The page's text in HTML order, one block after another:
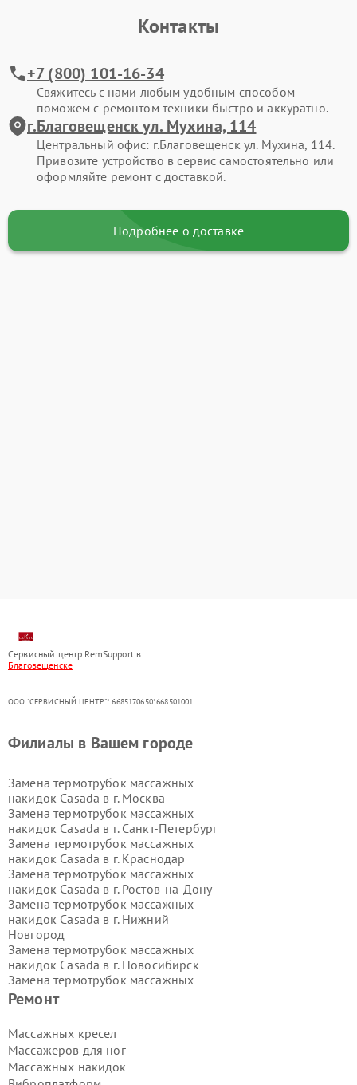
Контакты
+7 (800) 101-16-34
Свяжитесь с нами любым удобным способом —
поможем с ремонтом техники быстро и аккуратно.
г.Благовещенск ул. Мухина, 114
Центральный офис: г.Благовещенск ул. Мухина, 114.
Привозите устройство в сервис самостоятельно или
оформляйте ремонт с доставкой.
Подробнее о доставке
Сервисный центр RemSupport в
Благовещенске
ООО "СЕРВИСНЫЙ ЦЕНТР"* 6685170650*668501001
Ремонт
Массажных кресел
Массажеров для ног
Массажных накидок
Филиалы в Вашем городе
Замена термотрубок массажных
накидок Casada в г. Москва
Замена термотрубок массажных
накидок Casada в г. Санкт-Петербург
Замена термотрубок массажных
накидок Casada в г. Краснодар
Замена термотрубок массажных
накидок Casada в г. Ростов-на-Дону
Замена термотрубок массажных
накидок Casada в г. Нижний
Новгород
Замена термотрубок массажных
накидок Casada в г. Новосибирск
Замена термотрубок массажных
накидок Casada в г.
Замена термотрубок массажных
Замена термотрубок массажных
накидок Casada в г.Воронеж
Замена термотрубок массажных